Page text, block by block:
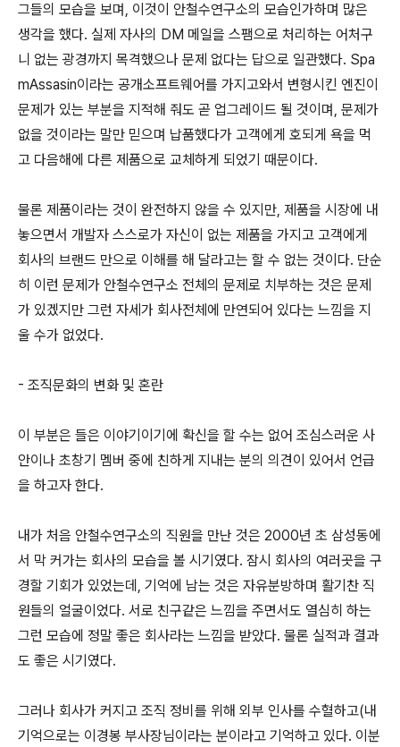
그들의 모습을 보며, 이것이 안철수연구소의 모습인가하며 많은
생각을 했다. 실제 자사의 DM 메일을 스팸으로 처리하는 어처구
니 없는 광경까지 목격했으나 문제 없다는 답으로 일관했다. Spa
mAssasin이라는 공개소프트웨어를 가지고와서 변형시킨 엔진이
문제가 있는 부분을 지적해 줘도 곧 업그레이드 될 것이며, 문제가
없을 것이라는 말만 믿으며 납품했다가 고객에게 호되게 욕을 먹
고 다음해에 다른 제품으로 교체하게 되었기 때문이다.
물론 제품이라는 것이 완전하지 않을 수 있지만, 제품을 시장에 내
놓으면서 개발자 스스로가 자신이 없는 제품을 가지고 고객에게
회사의 브랜드 만으로 이해를 해 달라고는 할 수 없는 것이다. 단순
히 이런 문제가 안철수연구소 전체의 문제로 치부하는 것은 문제
가 있겠지만 그런 자세가 회사전체에 만연되어 있다는 느낌을 지
울 수가 없었다.
- 조직문화의 변화 및 혼란
이 부분은 들은 이야기이기에 확신을 할 수는 없어 조심스러운 사
안이나 초창기 멤버 중에 친하게 지내는 분의 의견이 있어서 언급
을 하고자 한다.
내가 처음 안철수연구소의 직원을 만난 것은 2000년 초 삼성동에
서 막 커가는 회사의 모습을 볼 시기였다. 잠시 회사의 여러곳을 구
경할 기회가 있었는데, 기억에 남는 것은 자유분방하며 활기찬 직
원들의 얼굴이었다. 서로 친구같은 느낌을 주면서도 열심히 하는
그런 모습에 정말 좋은 회사라는 느낌을 받았다. 물론 실적과 결과
도 좋은 시기였다.
그러나 회사가 커지고 조직 정비를 위해 외부 인사를 수혈하고(내
기억으로는 이경봉 부사장님이라는 분이라고 기억하고 있다. 이분